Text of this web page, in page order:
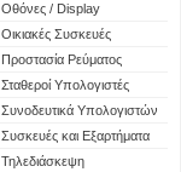
Οθόνες / Display
Οικιακές Συσκευές
Προστασία Ρεύματος
Σταθεροί Υπολογιστές
Συνοδευτικά Υπολογιστών
Συσκευές και Εξαρτήματα
Τηλεδιάσκεψη